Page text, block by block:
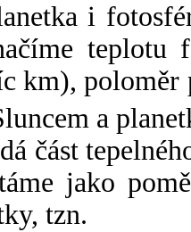
i
km),
a
část
jako
tzn.